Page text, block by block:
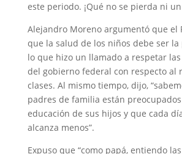
este periodo. ¡Qué no se pierda ni
Alejandro Moreno argumentó que el
que la salud de los niños debe ser
lo que hizo un llamado a respetar
del gobierno federal con respecto al
clases. Al mismo tiempo, dijo,
padres de familia están
educación de sus hijos y que cada
alcanza menos”.
Expuso que “como papá, entiendo